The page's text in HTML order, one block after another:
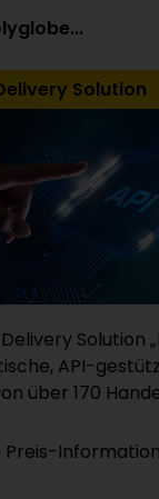
Solution
Solution
API-
über 170
Preis-